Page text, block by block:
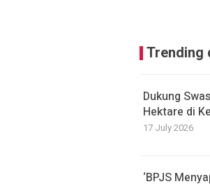
Trending
Dukung
Hektare di
17 July 2026
‘BPJS